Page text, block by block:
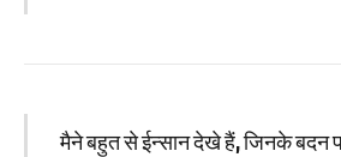
मैने बहुत से ईन्सान देखे हैं, जिनके बदन